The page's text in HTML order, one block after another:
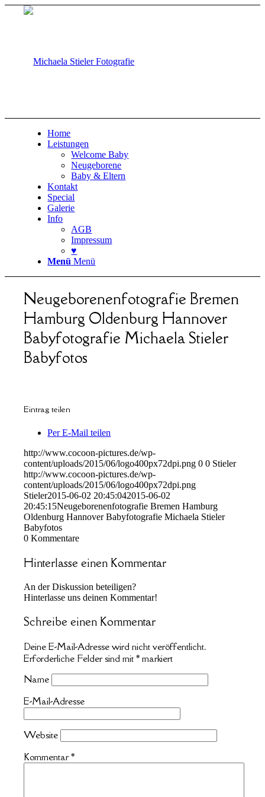
Home
Leistungen
Welcome Baby
Neugeborene
Baby & Eltern
Kontakt
Special
Galerie
Info
AGB
Impressum
♥
Menü Menü
Neugeborenenfotografie Bremen
Hamburg Oldenburg Hannover
Babyfotografie Michaela Stieler
Babyfotos
Eintrag teilen
Per E-Mail teilen
http://www.cocoon-pictures.de/wp-
content/uploads/2015/06/logo400px72dpi.png 0 0 Stieler
http://www.cocoon-pictures.de/wp-
content/uploads/2015/06/logo400px72dpi.png
Stieler2015-06-02 20:45:042015-06-02
20:45:15Neugeborenenfotografie Bremen Hamburg
Oldenburg Hannover Babyfotografie Michaela Stieler
Babyfotos
0 Kommentare
Hinterlasse einen Kommentar
An der Diskussion beteiligen?
Hinterlasse uns deinen Kommentar!
Schreibe einen Kommentar
Deine E-Mail-Adresse wird nicht veröffentlicht.
Erforderliche Felder sind mit* markiert
Name
E-Mail-Adresse
Website
Kommentar*